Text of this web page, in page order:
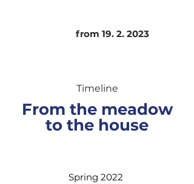
from 19. 2. 2023
Timeline
From the meadow
to the house
Spring 2022